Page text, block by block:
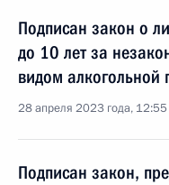
Подписан закон о
до 10 лет за
видом алкогольной
28 апреля 2023 года, 12:55
Подписан закон,